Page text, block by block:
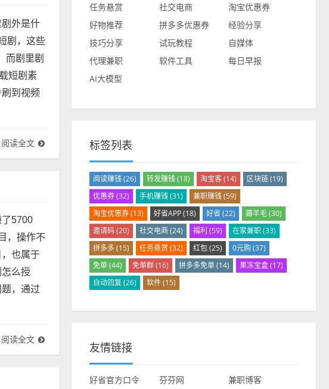
外是什
剧，这些
剧里剧
短剧素
阅读全文
5700
，操作不
也属于
么授
阅读全文
任务悬赏
社交电商
淘宝优惠券
好物推荐
拼多多优惠券
经验分享
技巧分享
试玩教程
自媒体
代理兼职
软件工具
每日早报
AI大模型
标签列表
阅读赚钱(26) 转发赚钱(18) 淘宝客(14) 区块链(19)
优惠券(32) 手机赚钱(31) 兼职赚钱(59)
淘宝优惠券(13) 好省APP(18) 好省 (22) 薅羊毛(30)
邀请码(20) 社交电商(24) 福利 (59) 在家兼职(33)
拼多多 (15) 任务悬赏 (32) 红包(25) 0元购(37)
免单(44) 免单群(16) 拼多多免单(14) 果冻宝盒(17)
自动回复 (26) 软件(15)
友情链接
好省官方口令 芬芬网 兼职博客